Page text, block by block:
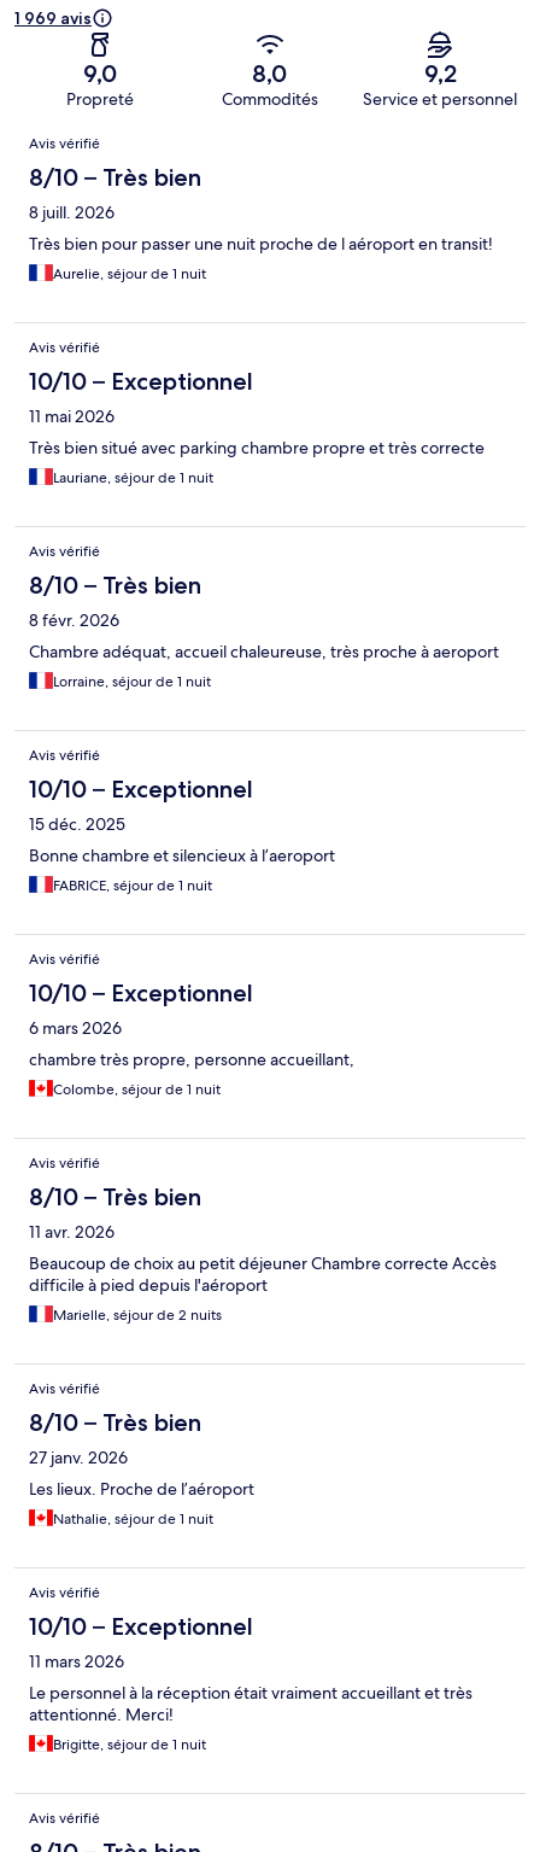
1 969 avis
9,0
Propreté
8,0
Commodités
9,2
Service et personnel
Avis
Avis vérifié
8/10 – Très bien
8 juill. 2026
Très bien pour passer une nuit proche de l aéroport en transit!
Aurelie, séjour de 1 nuit
Avis vérifié
10/10 – Exceptionnel
11 mai 2026
Très bien situé avec parking chambre propre et très correcte
Lauriane, séjour de 1 nuit
Avis vérifié
8/10 – Très bien
8 févr. 2026
Chambre adéquat, accueil chaleureuse, très proche à aeroport
Lorraine, séjour de 1 nuit
Avis vérifié
10/10 – Exceptionnel
15 déc. 2025
Bonne chambre et silencieux à l’aeroport
FABRICE, séjour de 1 nuit
Avis vérifié
10/10 – Exceptionnel
6 mars 2026
chambre très propre, personne accueillant,
Colombe, séjour de 1 nuit
Avis vérifié
8/10 – Très bien
11 avr. 2026
Beaucoup de choix au petit déjeuner Chambre correcte Accès
difficile à pied depuis l'aéroport
Marielle, séjour de 2 nuits
Avis vérifié
8/10 – Très bien
27 janv. 2026
Les lieux. Proche de l’aéroport
Nathalie, séjour de 1 nuit
Avis vérifié
10/10 – Exceptionnel
11 mars 2026
Le personnel à la réception était vraiment accueillant et très
attentionné. Merci!
Brigitte, séjour de 1 nuit
Avis vérifié